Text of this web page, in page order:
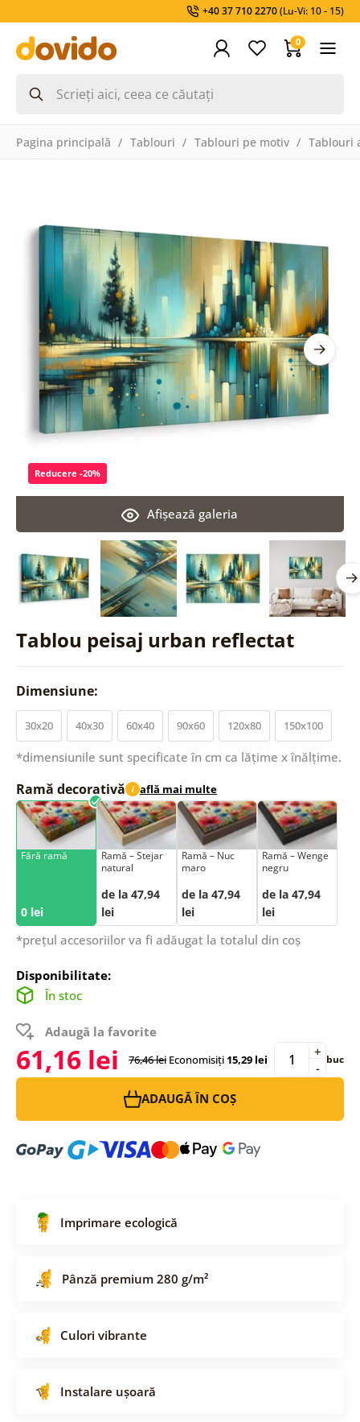
+40 37 710 2270(Lu-Vi: 10 - 15)
0
Pagina principală Tablouri Tablouri pe motiv Tablouri
Tablou peisaj urban reflectat
Afişează galeria
Reducere -20%
Dimensiune:
30x20 40x30 60x40 90x60 120x80 150x100
*dimensiunile sunt specificate în cm ca lățime x înălțime.
Ramă decorativă i află mai multe
Fără ramă
0 lei
Ramă – Stejar
natural
de la 47,94
lei
Ramă – Nuc
maro
de la 47,94
lei
Ramă – Wenge
negru
de la 47,94
lei
*prețul accesoriilor va fi adăugat la totalul din coș
Disponibilitate:
În stoc
Adaugă la favorite
61,16 lei 76,46 lei Economisiți15,29 lei -
+ buc
ADAUGĂ ÎN COȘ
Imprimare ecologică
Pânză premium 280 g/m²
Culori vibrante
Instalare ușoară